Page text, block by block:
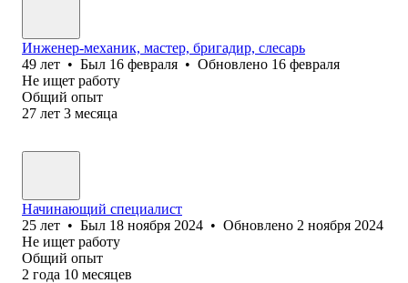
Инженер-механик, мастер, бригадир, слесарь
49 лет • Был 16 февраля • Обновлено 16 февраля
Не ищет работу
Общий опыт
27 лет 3 месяца
Начинающий специалист
25 лет • Был 18 ноября 2024 • Обновлено 2 ноября 2024
Не ищет работу
Общий опыт
2 года 10 месяцев